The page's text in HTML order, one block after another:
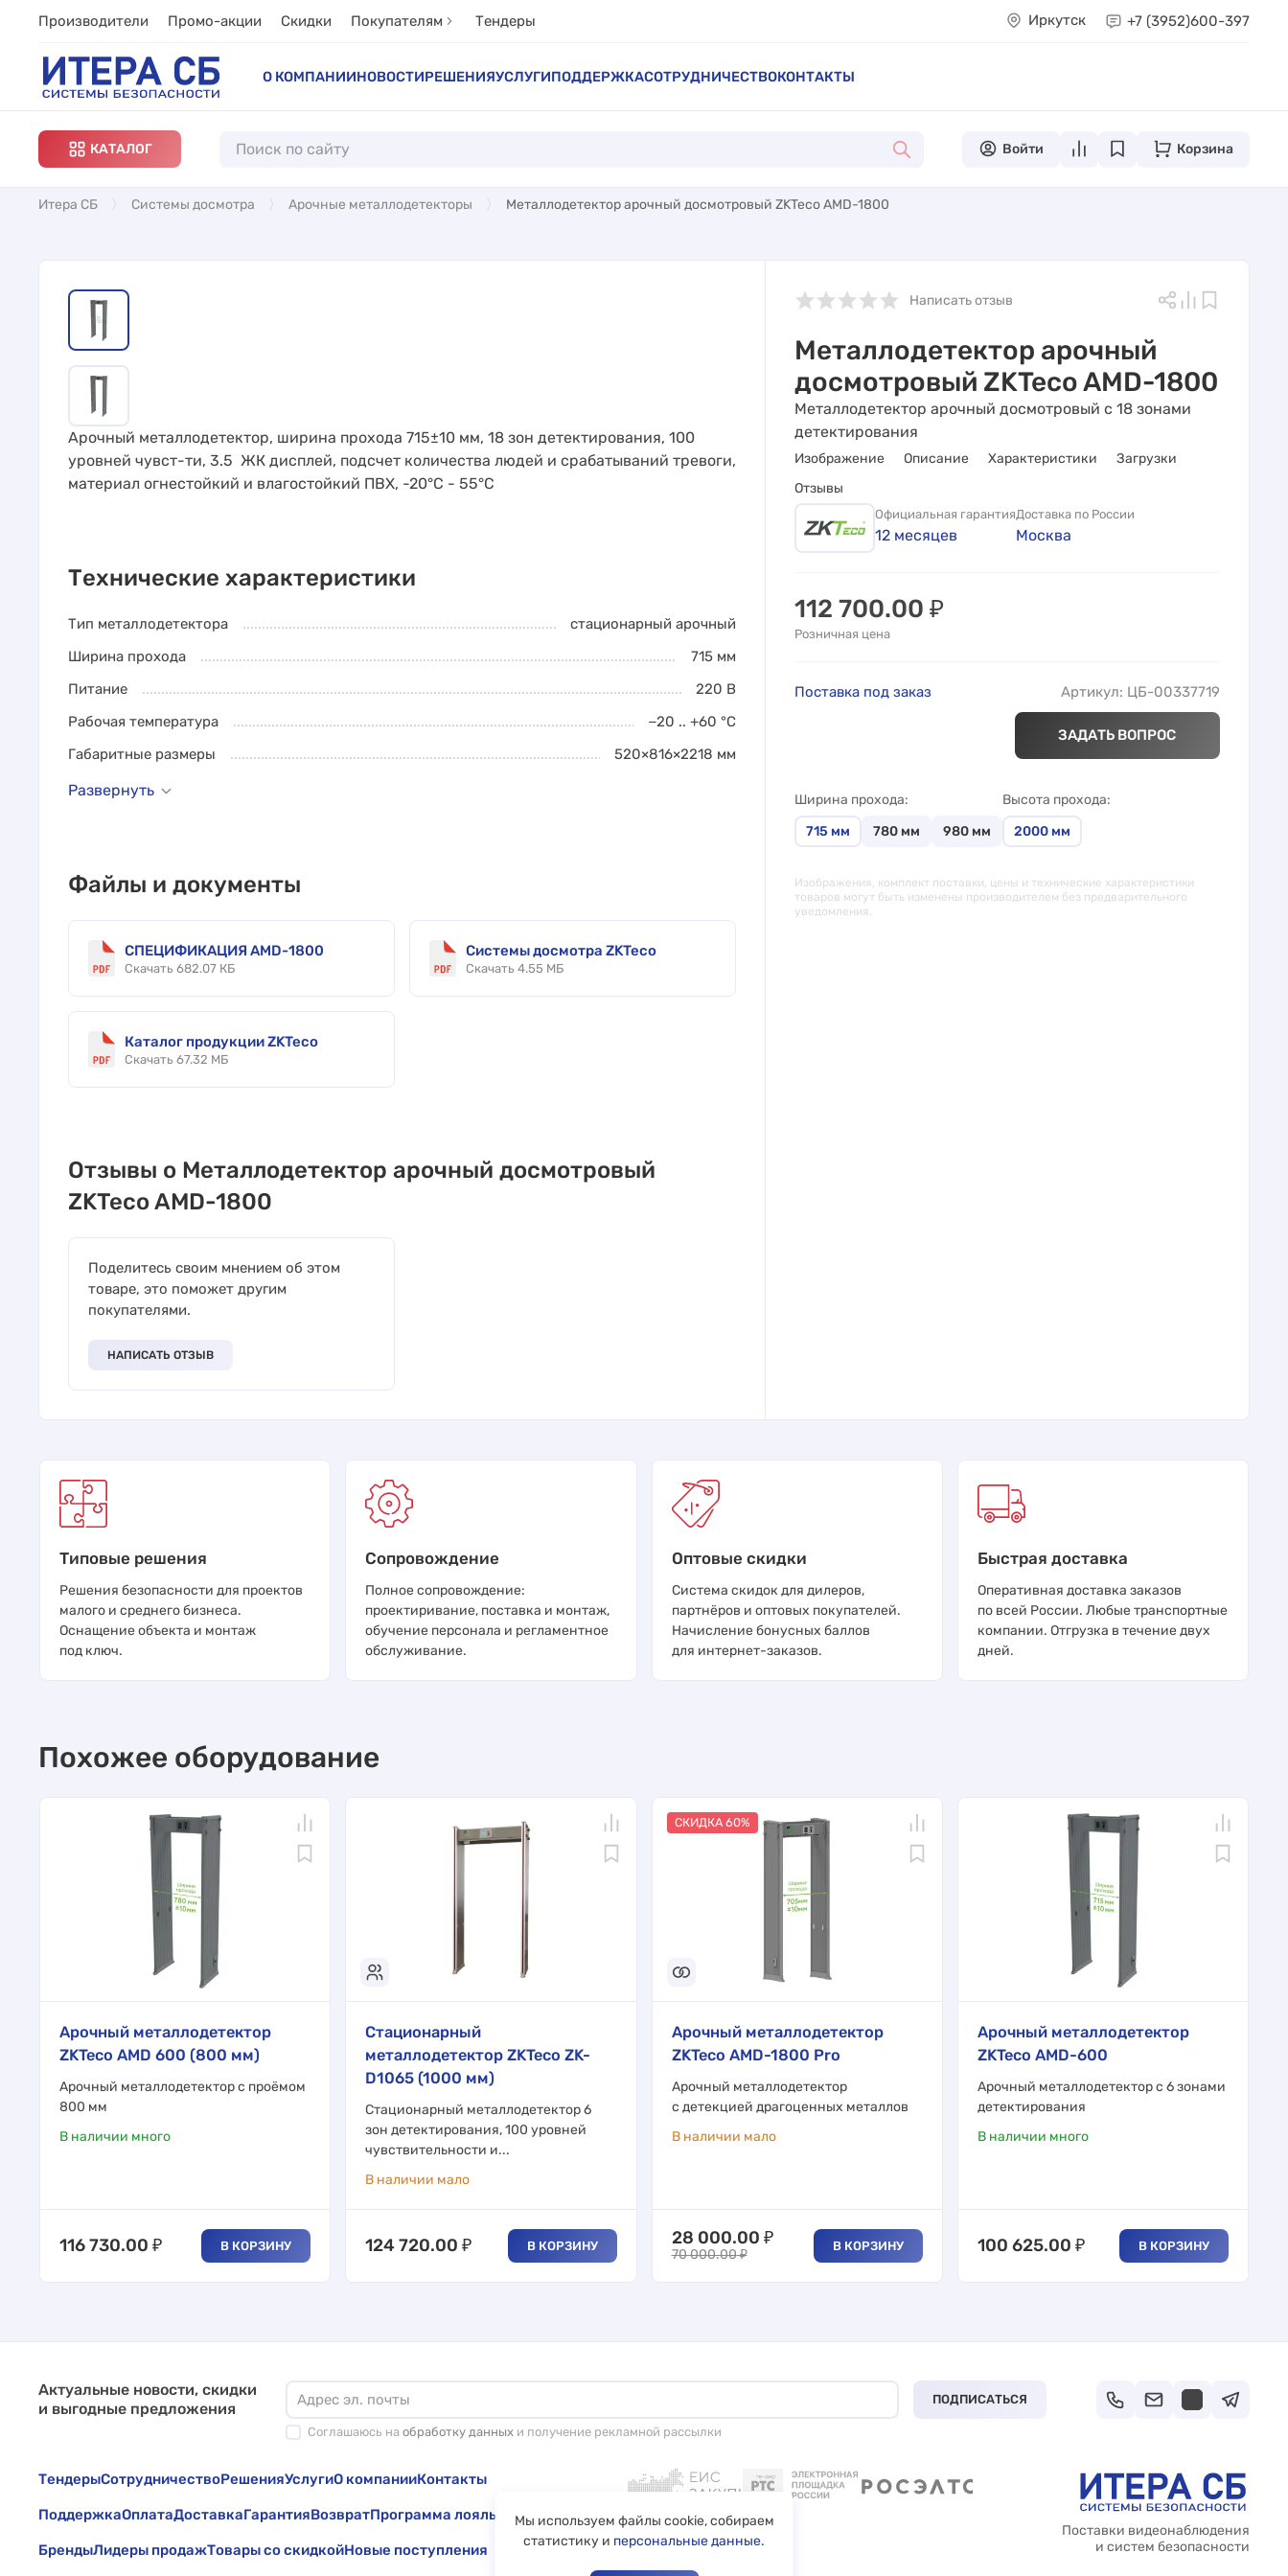
Производители Промо-акции Скидки Покупателям Тендеры Иркутск +7 (3952)600-397
О КОМПАНИИНОВОСТИРЕШЕНИЯУСЛУГИПОДДЕРЖКАСОТРУДНИЧЕСТВОКОНТАКТЫ
КАТАЛОГ Войти Корзина
Итера СБ Системы досмотра Арочные металлодетекторы Металлодетектор арочный досмотровый ZKTeco AMD-1800
Написать отзыв
Металлодетектор арочный
досмотровый ZKTeco AMD-1800
Металлодетектор арочный досмотровый с 18 зонами
детектирования
Изображение Описание Характеристики
Загрузки
Отзывы
Официальная гарантия
12 месяцев
Доставка по России
Москва
112 700.00 ₽
Розничная цена
Поставка под заказ Артикул: ЦБ-00337719
ЗАДАТЬ ВОПРОС
Ширина прохода
715 мм 780 мм 980 мм
Высота прохода
2000 мм
Изображения, комплект поставки, цены и технические характеристики
товаров могут быть изменены производителем без предварительного
уведомления.
Арочный металлодетектор, ширина прохода 715±10 мм, 18 зон детектирования, 100
уровней чувст-ти, 3.5 ЖК дисплей, подсчет количества людей и срабатываний тревоги,
материал огнестойкий и влагостойкий ПВХ, -20°C - 55°C
Технические характеристики
Тип металлодетектора
стационарный арочный
Ширина прохода
715 мм
Питание
220 В
Рабочая температура
−20 .. +60 °C
Габаритные размеры
520×816×2218 мм
Развернуть
Файлы и документы
СПЕЦИФИКАЦИЯ AMD-1800
Скачать 682.07 КБ
Системы досмотра ZKTeco
Скачать 4.55 МБ
Каталог продукции ZKTeco
Скачать 67.32 МБ
Отзывы о Металлодетектор арочный досмотровый
ZKTeco AMD-1800
Поделитесь своим мнением об этом
товаре, это поможет другим
покупателями.
НАПИСАТЬ ОТЗЫВ
Типовые решения
Решения безопасности для проектов
малого и среднего бизнеса.
Оснащение объекта и монтаж
под ключ.
Сопровождение
Полное сопровождение:
проектиривание, поставка и монтаж,
обучение персонала и регламентное
обслуживание.
Оптовые скидки
Система скидок для дилеров,
партнёров и оптовых покупателей.
Начисление бонусных баллов
для интернет-заказов.
Быстрая доставка
Оперативная доставка заказов
по всей России. Любые транспортные
компании. Отгрузка в течение двух
дней.
Похожее оборудование
Арочный металлодетектор
ZKTeco AMD 600 (800 мм)
Арочный металлодетектор с проёмом
800 мм
В наличии много
116 730.00 ₽ В КОРЗИНУ
Стационарный
металлодетектор ZKTeco ZK-
D1065 (1000 мм)
Стационарный металлодетектор 6
зон детектирования, 100 уровней
чувствительности и...
В наличии мало
124 720.00 ₽ В КОРЗИНУ
СКИДКА 60%
Арочный металлодетектор
ZKTeco AMD-1800 Pro
Арочный металлодетектор
с детекцией драгоценных металлов
В наличии мало
28 000.00 ₽
70 000.00₽
В КОРЗИНУ
Арочный металлодетектор
ZKTeco AMD-600
Арочный металлодетектор с 6 зонами
детектирования
В наличии много
100 625.00 ₽ В КОРЗИНУ
Актуальные новости, скидки
и выгодные предложения
ПОДПИСАТЬСЯ
Соглашаюсь на обработку данных и получение рекламной рассылки
ТендерыСотрудничествоРешенияУслугиО компанииКонтакты
ПоддержкаОплатаДоставкаГарантияВозвратПрограмма лояльности
БрендыЛидеры продажТовары со скидкойНовые поступления
Поставки видеонаблюдения
и систем безопасности
Мы используем файлы cookie, собираем
статистику и персональные данные.